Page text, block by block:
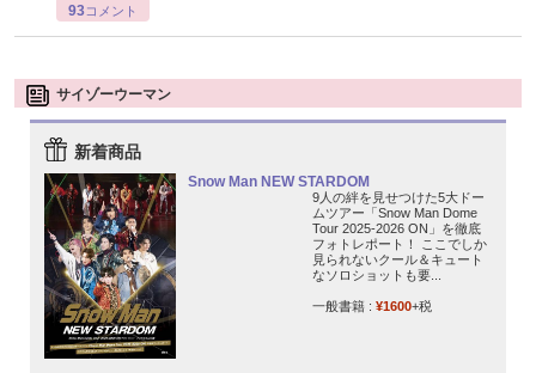
93コメント
サイゾーウーマン
新着商品
Snow Man NEW STARDOM
9人の絆を見せつけた5大ドー
ムツアー「Snow Man Dome
Tour 2025-2026 ON」を徹底
フォトレポート！ ここでしか
見られないクール＆キュート
なソロショットも要...
一般書籍 : ¥1600+税